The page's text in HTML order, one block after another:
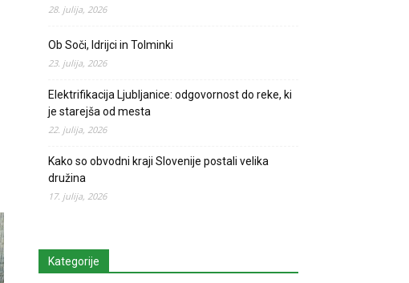
28. julija, 2026
Ob Soči, Idrijci in Tolminki
23. julija, 2026
Elektrifikacija Ljubljanice: odgovornost do reke, ki
je starejša od mesta
22. julija, 2026
Kako so obvodni kraji Slovenije postali velika
družina
17. julija, 2026
Kategorije